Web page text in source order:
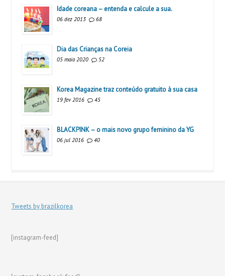
Idade coreana – entenda e calcule a sua.
06 dez 2013 68
Dia das Crianças na Coreia
05 maio 2020 52
Korea Magazine traz conteúdo gratuito à sua casa
19 fev 2016 45
BLACKPINK – o mais novo grupo feminino da YG
06 jul 2016 40
Tweets by brazilkorea
[instagram-feed]